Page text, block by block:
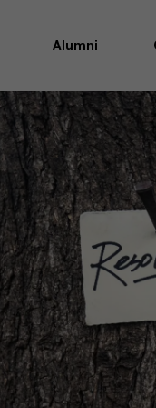
Als excellente
bedrijfsinnovatie
onderzoeksteam
door nieuwe
effectieve
“ Opening minds to
een globale
Alumni